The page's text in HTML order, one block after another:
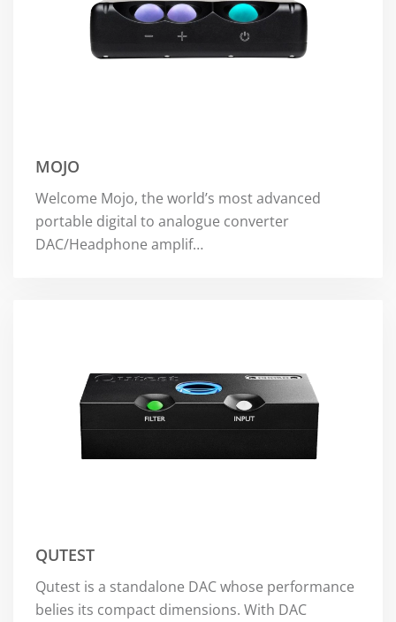
MOJO
Welcome Mojo, the world’s most advanced
portable digital to analogue converter
DAC/Headphone amplif…
QUTEST
Qutest is a standalone DAC whose performance
belies its compact dimensions. With DAC